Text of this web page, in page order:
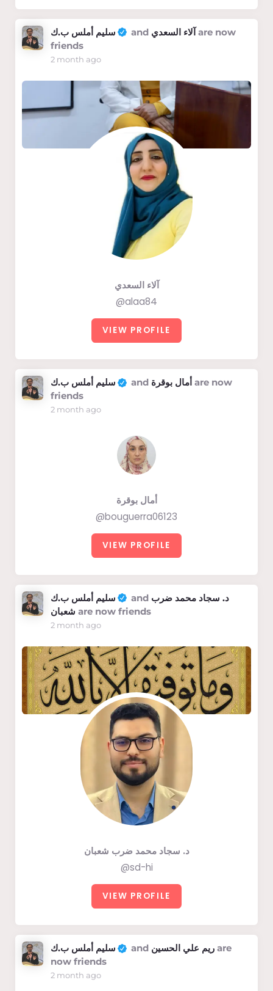
سليم أملس ب.ك and آلاء السعديare now
friends
2 month ago
آلاء السعدي
@alaa84
VIEW PROFILE
سليم أملس ب.ك and أمال بوقرة are now
friends
2 month ago
أمال بوقرة
@bouguerra06123
VIEW PROFILE
سليم أملس ب.ك and د. سجاد محمد ضرب
شعبان are now friends
2 month ago
د. سجاد محمد ضرب شعبان
@sd-hi
VIEW PROFILE
سليم أملس ب.ك and ريم علي الحسين are
now friends
2 month ago